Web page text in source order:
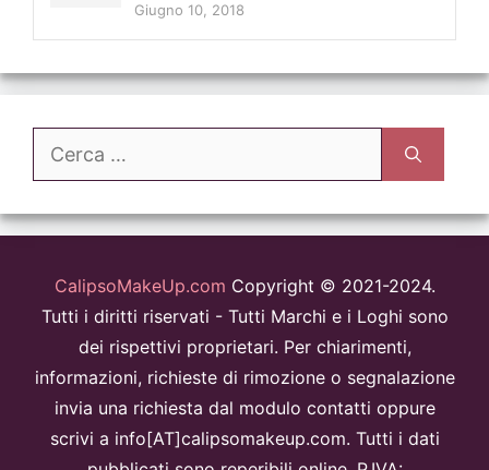
Giugno 10, 2018
Ricerca
CalipsoMakeUp.com Copyright © 2021-2024.
Tutti i diritti riservati - Tutti Marchi e i Loghi sono
dei rispettivi proprietari. Per chiarimenti,
informazioni, richieste di rimozione o segnalazione
invia una richiesta dal modulo contatti oppure
scrivi a info[AT]calipsomakeup.com. Tutti i dati